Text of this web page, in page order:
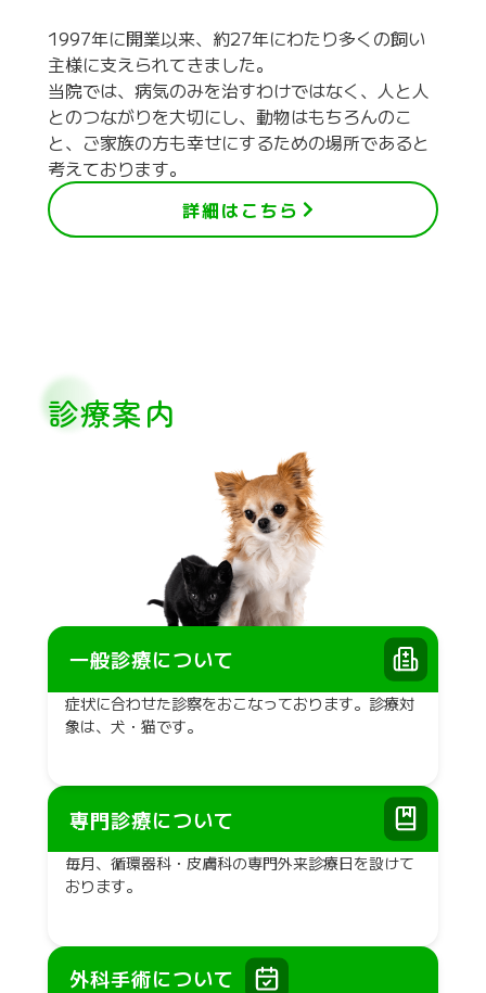
1997年に開業以来、約27年にわたり多くの飼い
主様に支えられてきました。
当院では、病気のみを治すわけではなく、人と人
とのつながりを大切にし、動物はもちろんのこ
と、ご家族の方も幸せにするための場所であると
考えております。
詳細はこちら
診療案内
専門診療について
毎月、循環器科・皮膚科の専門外来診療日を設けて
おります。
一般診療について
症状に合わせた診察をおこなっております。診療対
象は、犬・猫です。
外科手術について